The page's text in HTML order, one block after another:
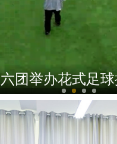
六团举办花式足